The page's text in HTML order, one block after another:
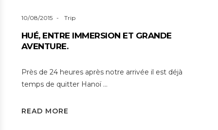
10/08/2015 Trip
HUÉ, ENTRE IMMERSION ET GRANDE
AVENTURE.
Près de 24 heures après notre arrivée il est déjà
temps de quitter Hanoï …
READ MORE